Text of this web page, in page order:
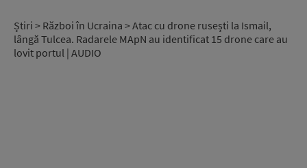
Știri > Război în Ucraina > Atac cu drone rusești la Ismail,
lângă Tulcea. Radarele MApN au identificat 15 drone care au
lovit portul | AUDIO
RADIO
CONCURSURI